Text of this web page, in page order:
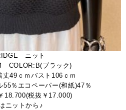
ニット
COLOR:B(ブラック)
49ｃｍバスト106ｃｍ
55％エコペーパー(和紙)47％
18.700(税抜￥17.000)
ニットから♪